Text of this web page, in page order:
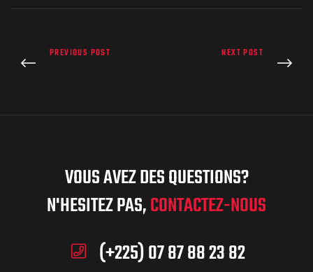
PREVIOUS POST NEXT POST
VOUS AVEZ DES QUESTIONS?
N'HESITEZ PAS,CONTACTEZ-NOUS
(+225) 07 87 88 23 82